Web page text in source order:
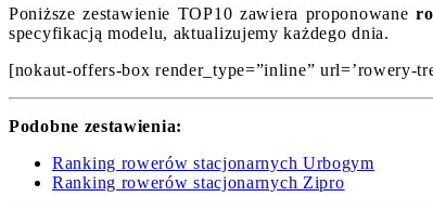
Poniższe zestawienie TOP10 zawiera proponowane
specyfikacją modelu, aktualizujemy każdego dnia.
[nokaut-offers-box render_type=”inline” url=’rowery-
Podobne zestawienia:
Ranking rowerów stacjonarnych Urbogym
Ranking rowerów stacjonarnych Zipro